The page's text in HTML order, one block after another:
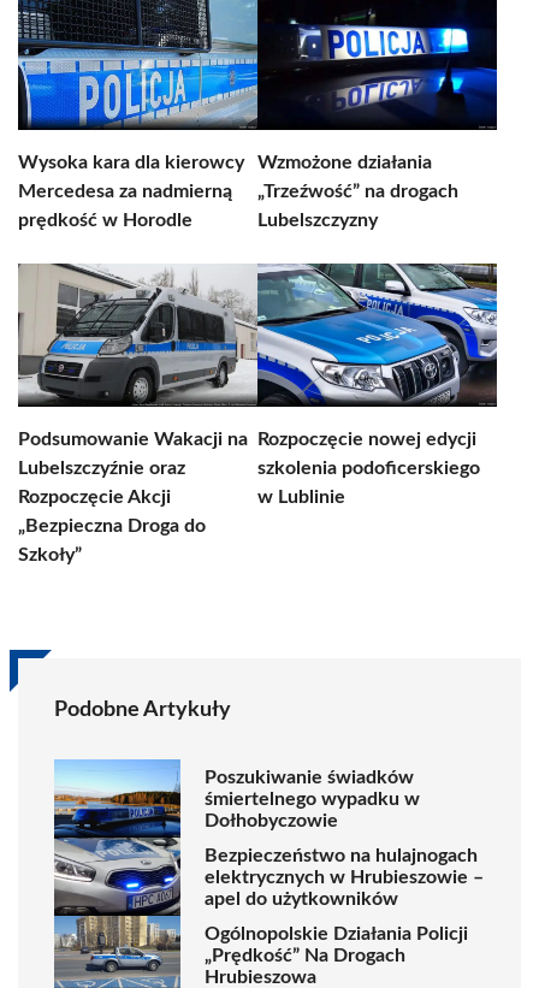
Wysoka kara dla kierowcy
Mercedesa za nadmierną
prędkość w Horodle
Wzmożone działania
„Trzeźwość” na drogach
Lubelszczyzny
Podsumowanie Wakacji na
Lubelszczyźnie oraz
Rozpoczęcie Akcji
„Bezpieczna Droga do
Szkoły”
Rozpoczęcie nowej edycji
szkolenia podoficerskiego
w Lublinie
Podobne Artykuły
Poszukiwanie świadków
śmiertelnego wypadku w
Dołhobyczowie
Bezpieczeństwo na hulajnogach
elektrycznych w Hrubieszowie –
apel do użytkowników
Ogólnopolskie Działania Policji
„Prędkość” Na Drogach
Hrubieszowa